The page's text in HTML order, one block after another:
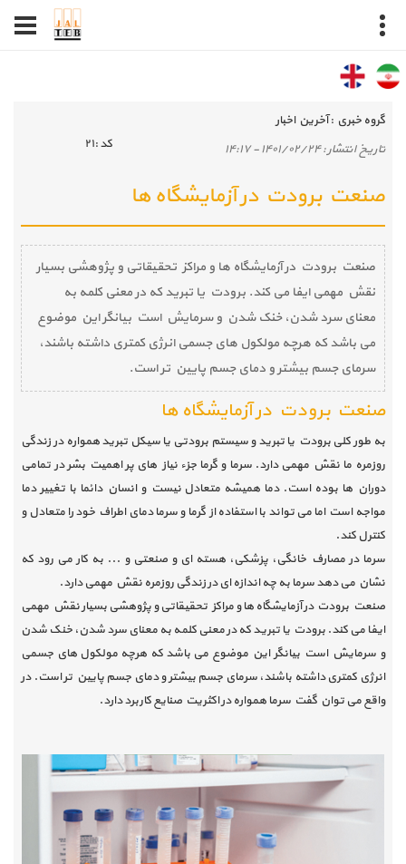
گروه خبري :آخرین اخبار
تاريخ انتشار :۱۴۰۱/۰۲/۲۴ - ۱۴:۱۷ كد :۲۱
صنعت برودت در آزمایشگاه ها
صنعت برودت در آزمایشگاه ها و مراکز تحقیقاتی و پژوهشی بسیار
نقش مهمی ایفا می کند. برودت یا تبرید که در معنی کلمه به
معنای سرد شدن، خنک شدن و سرمایش است بیانگر این موضوع
می باشد که هرچه مولکول های جسمی انرژی کمتری داشته باشند،
سرمای جسم بیشتر و دمای جسم پایین تر است.
صنعت برودت در آزمایشگاه ها
به طور کلی برودت یا تبرید و سیستم برودتی یا سیکل تبرید همواره در زندگی
روزمره ما نقش مهمی دارد. سرما و گرما جزء نیاز های پر اهمیت بشر در تمامی
دوران ها بوده است. دما همیشه متعادل نیست و انسان دائما با تغییر دما
مواجه است اما می تواند با استفاده از گرما و سرما دمای اطراف خود را متعادل و
کنترل کند.
سرما در مصارف خانگی، پزشکی، هسته ای و صنعتی و ... به کار می رود که
نشان می دهد سرما به چه اندازه ای در زندگی روزمره نقش مهمی دارد.
صنعت برودت در آزمایشگاه ها و مراکز تحقیقاتی و پژوهشی بسیار نقش مهمی
ایفا می کند. برودت یا تبرید که در معنی کلمه به معنای سرد شدن، خنک شدن
و سرمایش است بیانگر این موضوع می باشد که هرچه مولکول های جسمی
انرژی کمتری داشته باشند، سرمای جسم بیشتر و دمای جسم پایین تر است. در
واقع می توان گفت سرما همواره در اکثریت صنایع کاربرد دارد.